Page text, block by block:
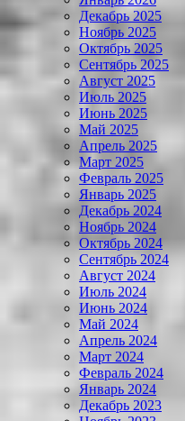
Декабрь 2025
Ноябрь 2025
Октябрь 2025
Сентябрь 2025
Август 2025
Июль 2025
Июнь 2025
Май 2025
Апрель 2025
Март 2025
Февраль 2025
Январь 2025
Декабрь 2024
Ноябрь 2024
Октябрь 2024
Сентябрь 2024
Август 2024
Июль 2024
Июнь 2024
Май 2024
Апрель 2024
Март 2024
Февраль 2024
Январь 2024
Декабрь 2023